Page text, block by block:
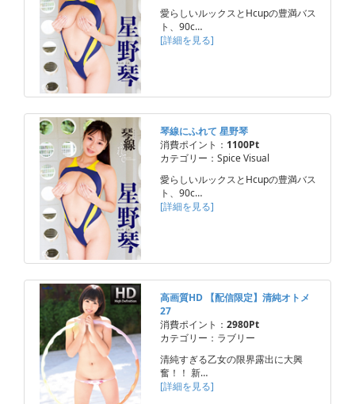
愛らしいルックスとHcupの豊満バス
ト、90c…
[詳細を見る]
琴線にふれて 星野琴
消費ポイント： 1100Pt
カテゴリー：Spice Visual
愛らしいルックスとHcupの豊満バス
ト、90c…
[詳細を見る]
高画質HD 【配信限定】清純オトメ
27
消費ポイント： 2980Pt
カテゴリー：ラブリー
清純すぎる乙女の限界露出に大興
奮！！ 新…
[詳細を見る]